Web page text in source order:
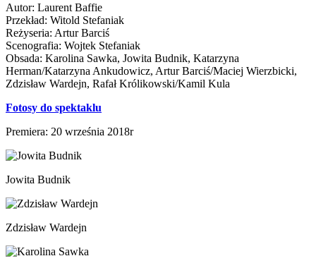
Autor: Laurent Baffie
Przekład: Witold Stefaniak
Reżyseria: Artur Barciś
Scenografia: Wojtek Stefaniak
Obsada: Karolina Sawka, Jowita Budnik, Katarzyna
Herman/Katarzyna Ankudowicz, Artur Barciś/Maciej Wierzbicki,
Zdzisław Wardejn, Rafał Królikowski/Kamil Kula
Fotosy do spektaklu
Premiera: 20 września 2018r
Jowita Budnik
Zdzisław Wardejn